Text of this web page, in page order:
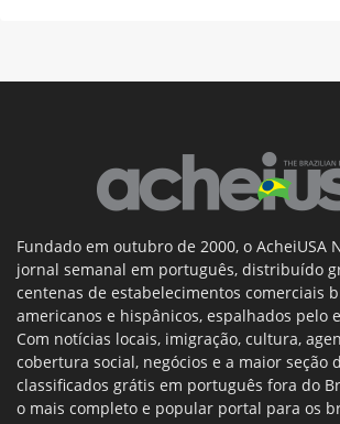
Fundado em outubro de 2000, o AcheiUSA
jornal semanal em português, distribuído
centenas de estabelecimentos comerciais
americanos e hispânicos, espalhados pelo
Com notícias locais, imigração, cultura,
cobertura social, negócios e a maior seção
classificados grátis em português fora do
o mais completo e popular portal para os